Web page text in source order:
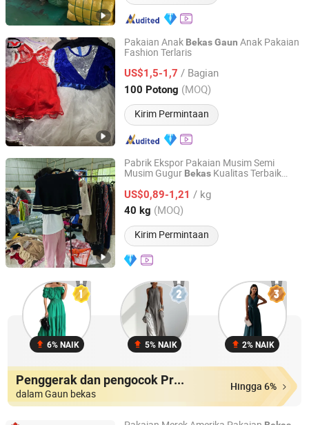
Pakaian Anak BekasGaun Anak Pakaian
Fashion Terlaris
US$1,5-1,7 / Bagian
100 Potong (MOQ)
Kirim Permintaan
Sichuan Yidaiyi Road Trade Co., Ltd.
Sichuan, China Harga mulai 2024
Pabrik Ekspor Pakaian Musim Semi
Musim Gugur Bekas Kualitas Terbaik
US$0,89-1,21 / kg
40 kg (MOQ)
Kirim Permintaan
Sichuan Greensphererr Co., Ltd
Sichuan, China Harga mulai 2025
6% NAIK 5% NAIK 2% NAIK
Penggerak dan pengocok Produk
dalam Gaun bekas
Hingga 6%